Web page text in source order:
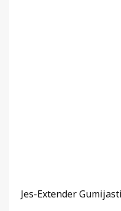
Jes-Extender